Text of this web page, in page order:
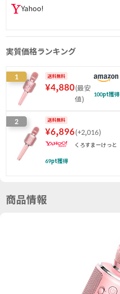
Yahoo!
実質価格ランキング
1 送料無料
¥4,880(最安
値)
100pt獲得
2 送料無料
¥6,896(+2,016)
くろすまーけっと
69pt獲得
商品情報